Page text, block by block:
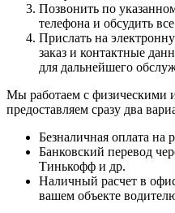
Позвонить по
телефона и обсудить
Прислать на
заказ и контактные
для дальнейшего
Мы работаем с
предоставляем сразу два
Безналичная оплата на
Банковский перевод
Тинькофф и др.
Наличный расчет в
вашем объекте